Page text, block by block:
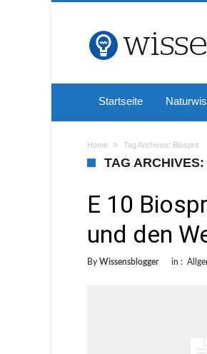
Startseite
Home Tag Archives: Biosprit
TAG
E 10
und den
By Wissensblogger in :